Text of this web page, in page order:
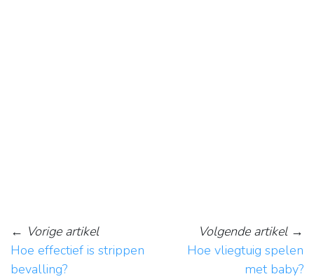
← Vorige artikel
Hoe effectief is strippen
bevalling?
Volgende artikel→
Hoe vliegtuig spelen
met baby?